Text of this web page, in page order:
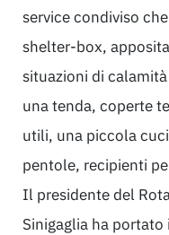
service condiviso
shelter-box,
situazioni di
una tenda, coperte
utili, una piccola
pentole, recipienti
Il presidente del
Sinigaglia ha